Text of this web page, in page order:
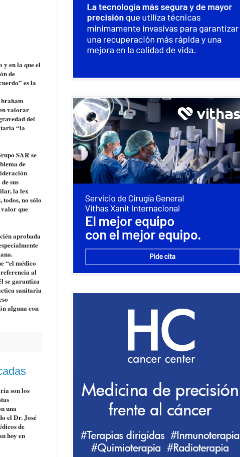
y en la que el
de
es la
valorar
del
“la
SAR se
de
sus
la lex
no sólo
valor que
aprobada
“el médico
al
se garantiza
sanitaria
alguna con
son los
una
el Dr. José
de
hoy en